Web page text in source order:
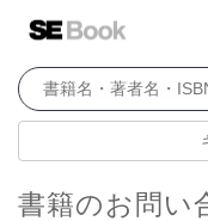
書籍のお問い